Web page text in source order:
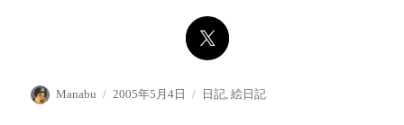
投
Manabu
投
2005年5月4日
カ
日記,絵日記